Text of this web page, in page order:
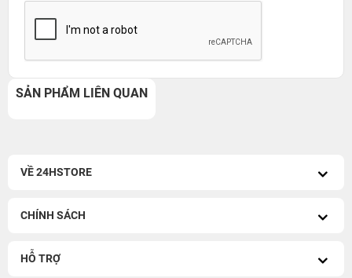
SẢN PHẨM LIÊN QUAN
VỀ 24HSTORE
CHÍNH SÁCH
HỖ TRỢ